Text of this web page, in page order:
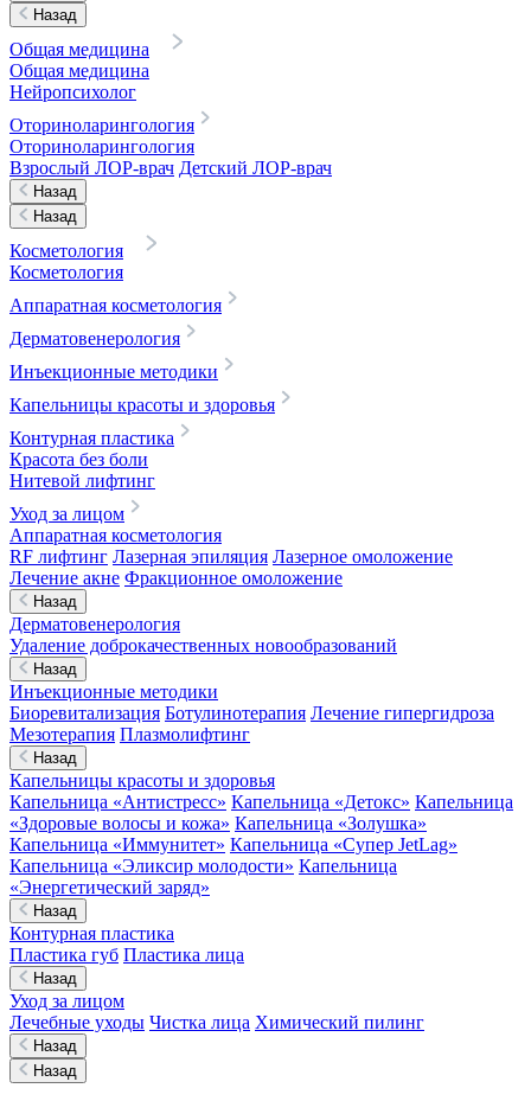
Назад
Общая медицина
Общая медицина
Нейропсихолог
Оториноларингология
Оториноларингология
Взрослый ЛОР-врач Детский ЛОР-врач
Назад
Назад
Косметология
Косметология
Аппаратная косметология
Дерматовенерология
Инъекционные методики
Капельницы красоты и здоровья
Контурная пластика
Красота без боли
Нитевой лифтинг
Уход за лицом
Аппаратная косметология
RF лифтинг Лазерная эпиляция Лазерное омоложение
Лечение акне Фракционное омоложение
Назад
Дерматовенерология
Удаление доброкачественных новообразований
Назад
Инъекционные методики
Биоревитализация Ботулинотерапия Лечение гипергидроза
Мезотерапия Плазмолифтинг
Назад
Капельницы красоты и здоровья
Капельница «Антистресс» Капельница «Детокс» Капельница
«Здоровые волосы и кожа» Капельница «Золушка»
Капельница «Иммунитет» Капельница «Супер JetLag»
Капельница «Эликсир молодости» Капельница
«Энергетический заряд»
Назад
Контурная пластика
Пластика губ Пластика лица
Назад
Уход за лицом
Лечебные уходы Чистка лица Химический пилинг
Назад
Назад